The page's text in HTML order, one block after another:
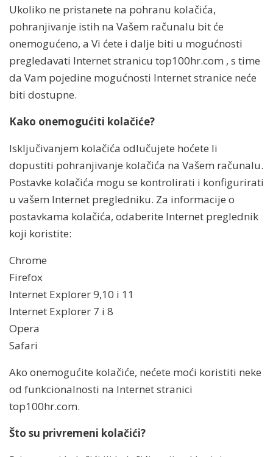
Ukoliko ne pristanete na pohranu kolačića,
pohranjivanje istih na Vašem računalu bit će
onemogućeno, a Vi ćete i dalje biti u mogućnosti
pregledavati Internet stranicu top100hr.com , s time
da Vam pojedine mogućnosti Internet stranice neće
biti dostupne.
Kako onemogućiti kolačiće?
Isključivanjem kolačića odlučujete hoćete li
dopustiti pohranjivanje kolačića na Vašem računalu.
Postavke kolačića mogu se kontrolirati i konfigurirati
u vašem Internet pregledniku. Za informacije o
postavkama kolačića, odaberite Internet preglednik
koji koristite:
Chrome
Firefox
Internet Explorer 9,10 i 11
Internet Explorer 7 i 8
Opera
Safari
Ako onemogućite kolačiće, nećete moći koristiti neke
od funkcionalnosti na Internet stranici
top100hr.com.
Što su privremeni kolačići?